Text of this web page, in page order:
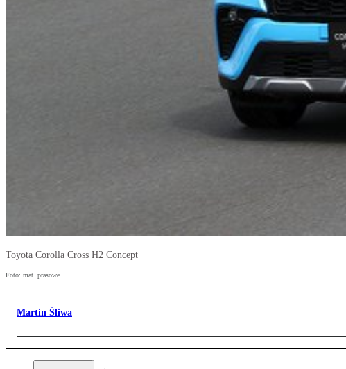
Toyota Corolla Cross H2 Concept
Foto: mat. prasowe
Martin Śliwa